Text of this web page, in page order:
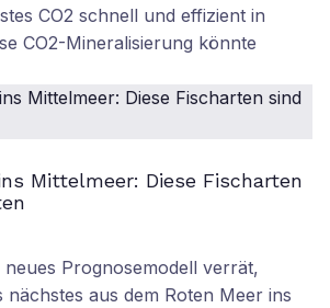
CO2 schnell und effizient in
CO2-Mineralisierung könnte
Mittelmeer: Diese Fischarten
neues Prognosemodell verrät,
nächstes aus dem Roten Meer ins